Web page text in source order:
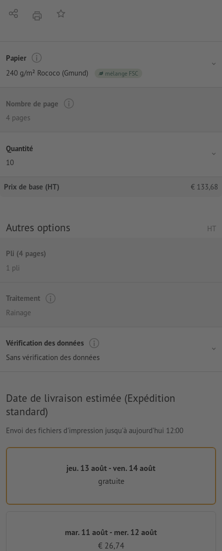
PartagerimprimerAjouter à liste d'article
Papier
240 g/m² Rococo (Gmund)
mélange FSC
Nombre de page
4 pages
Quantité
10
Prix de base (HT) € 133,68
Autres options HT
Pli (4 pages)
1 pli
Traitement
Rainage
Vérification des données
Sans vérification des données
Date de livraison estimée (Expédition
standard)
Envoi des fichiers d'impression jusqu'à aujourd’hui 12:00
jeu. 13 août - ven. 14 août
gratuite
mar. 11 août - mer. 12 août
€ 26,74